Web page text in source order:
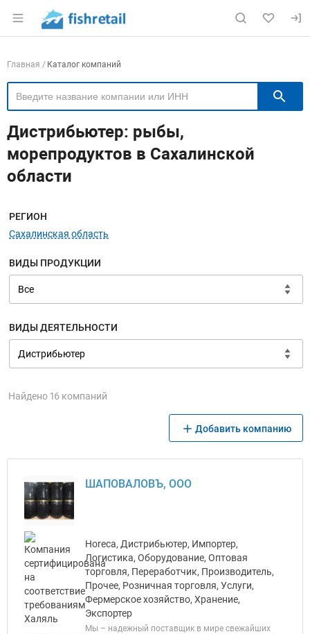
Раздел навигации по сайту fishretail.ru
Навигация по компаниям
Главная Каталог компаний
Дистрибьютер: рыбы,
морепродуктов в Сахалинской
области
Меню навигации
РЕГИОН
Сахалинская область
ВИДЫ ПРОДУКЦИИ
ВИДЫ ДЕЯТЕЛЬНОСТИ
Найдено 16 компаний
Добавить компанию
ШАПОВАЛОВЪ, ООО
Horeca, Дистрибьютер, Импортер,
Логистика, Оборудование, Оптовая
торговля, Переработчик, Производитель,
Прочее, Розничная торговля, Услуги,
Фермерское хозяйство, Хранение,
Экспортер
Мы – надежный поставщик в мире свежайших